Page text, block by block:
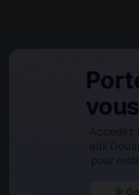
vous
Accédez
aux
pour